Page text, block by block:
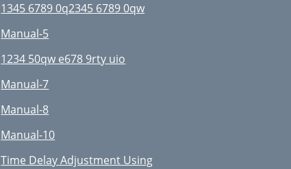
1345 6789 0q2345 6789 0qw
Manual-5
1234 50qw e678 9rty uio
Manual-7
Manual-8
Manual-10
Time Delay Adjustment Using